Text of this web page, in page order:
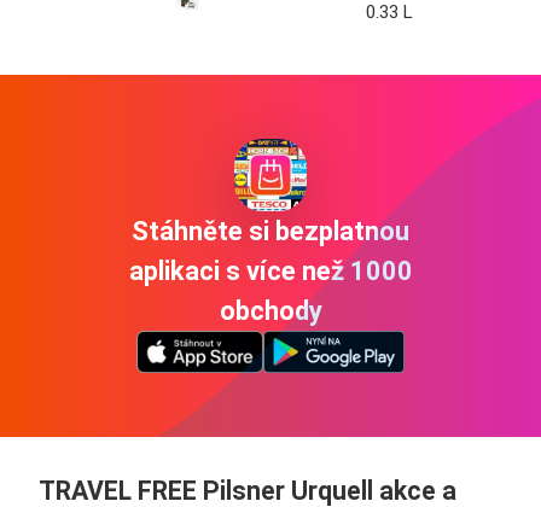
0.33 L
Stáhněte si bezplatnou
aplikaci s více než 1000
obchody
TRAVEL FREE Pilsner Urquell akce a